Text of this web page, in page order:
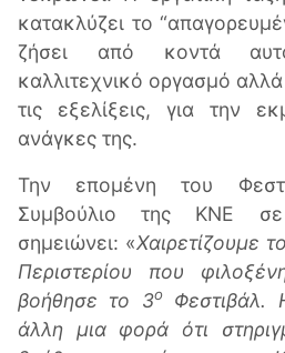
κατακλύζει το
ζήσει από κοντά
καλλιτεχνικό οργασμό αλλά
τις εξελίξεις, για την
ανάγκες της.
Την επομένη του
Συμβούλιο της ΚΝΕ
σημειώνει: «Χαιρετίζουμε
Περιστερίου που
βοήθησε το 3οΦεστιβάλ.
άλλη μια φορά ότι